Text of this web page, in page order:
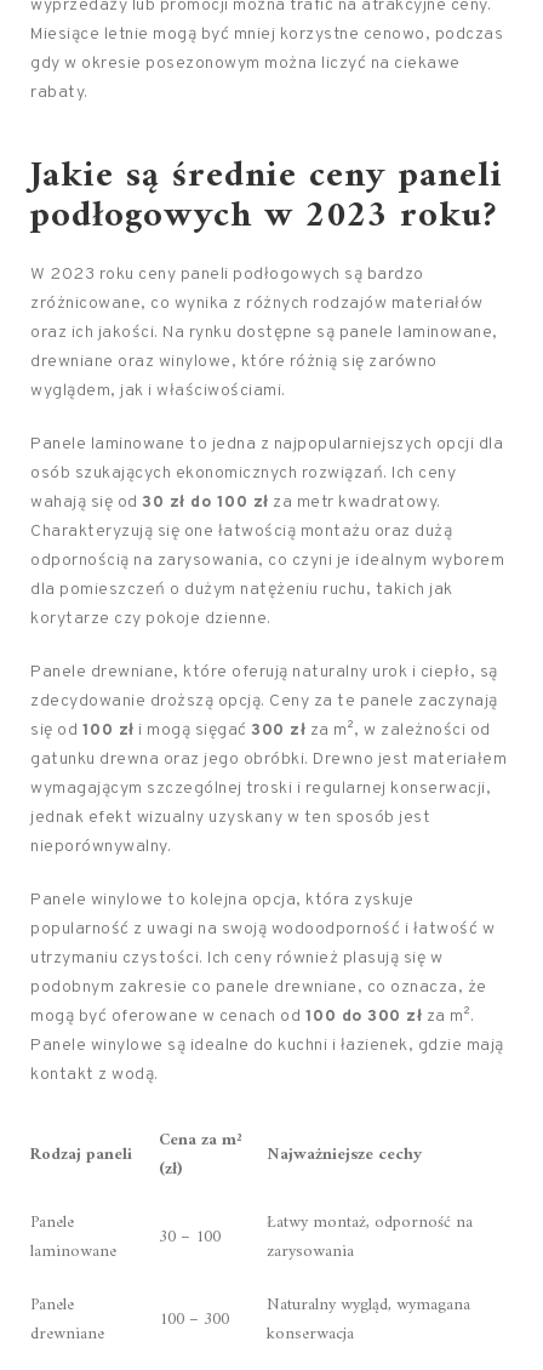
wyprzedaży lub promocji można trafić na atrakcyjne ceny.
Miesiące letnie mogą być mniej korzystne cenowo, podczas
gdy w okresie posezonowym można liczyć na ciekawe
rabaty.
Jakie są średnie ceny paneli
podłogowych w 2023 roku?
W 2023 roku ceny paneli podłogowych są bardzo
zróżnicowane, co wynika z różnych rodzajów materiałów
oraz ich jakości. Na rynku dostępne są panele laminowane,
drewniane oraz winylowe, które różnią się zarówno
wyglądem, jak i właściwościami.
Panele laminowane to jedna z najpopularniejszych opcji dla
osób szukających ekonomicznych rozwiązań. Ich ceny
wahają się od 30 zł do 100 zł za metr kwadratowy.
Charakteryzują się one łatwością montażu oraz dużą
odpornością na zarysowania, co czyni je idealnym wyborem
dla pomieszczeń o dużym natężeniu ruchu, takich jak
korytarze czy pokoje dzienne.
Panele drewniane, które oferują naturalny urok i ciepło, są
zdecydowanie droższą opcją. Ceny za te panele zaczynają
się od 100 zł i mogą sięgać 300 zł za m², w zależności od
gatunku drewna oraz jego obróbki. Drewno jest materiałem
wymagającym szczególnej troski i regularnej konserwacji,
jednak efekt wizualny uzyskany w ten sposób jest
nieporównywalny.
Panele winylowe to kolejna opcja, która zyskuje
popularność z uwagi na swoją wodoodporność i łatwość w
utrzymaniu czystości. Ich ceny również plasują się w
podobnym zakresie co panele drewniane, co oznacza, że
mogą być oferowane w cenach od 100 do 300 zł za m².
Panele winylowe są idealne do kuchni i łazienek, gdzie mają
kontakt z wodą.
Rodzaj paneli
Cena za m²
(zł)
Najważniejsze cechy
Panele
laminowane
30 – 100
Łatwy montaż, odporność na
zarysowania
Panele
drewniane
100 – 300
Naturalny wygląd, wymagana
konserwacja